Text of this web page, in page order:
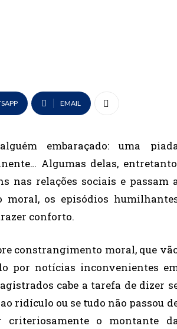
EMAIL
embaraçado: uma
Algumas delas,
nas relações sociais e passam
moral, os episódios
conforto.
constrangimento moral, que
por notícias inconvenientes
cabe a tarefa de dizer
ridículo ou se tudo não passou
criteriosamente o montante